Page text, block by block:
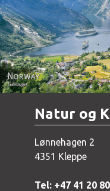
Natur og
Lønnehagen 2
4351 Kleppe
Tel: +47 41 20